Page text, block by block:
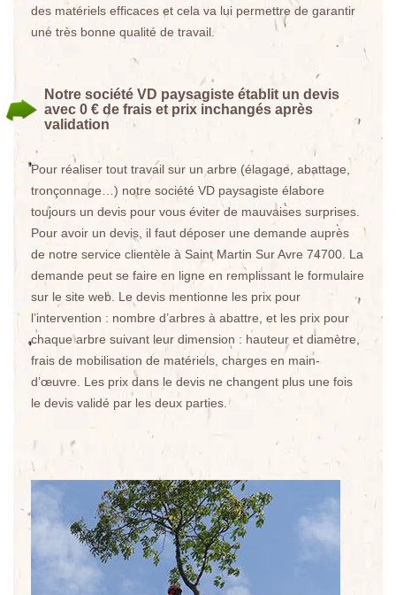
des matériels efficaces et cela va lui permettre de garantir
une très bonne qualité de travail.
Notre société VD paysagiste établit un devis
avec 0 € de frais et prix inchangés après
validation
Pour réaliser tout travail sur un arbre (élagage, abattage,
tronçonnage…) notre société VD paysagiste élabore
toujours un devis pour vous éviter de mauvaises surprises.
Pour avoir un devis, il faut déposer une demande auprès
de notre service clientèle à Saint Martin Sur Avre 74700. La
demande peut se faire en ligne en remplissant le formulaire
sur le site web. Le devis mentionne les prix pour
l’intervention : nombre d’arbres à abattre, et les prix pour
chaque arbre suivant leur dimension : hauteur et diamètre,
frais de mobilisation de matériels, charges en main-
d’œuvre. Les prix dans le devis ne changent plus une fois
le devis validé par les deux parties.